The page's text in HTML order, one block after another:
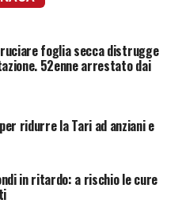
foglia secca distrugge
52enne arrestato dai
ridurre la Tari ad anziani e
in ritardo: a rischio le cure